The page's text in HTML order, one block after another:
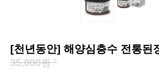
[천년동안] 해양심층수 전통된
35,000원